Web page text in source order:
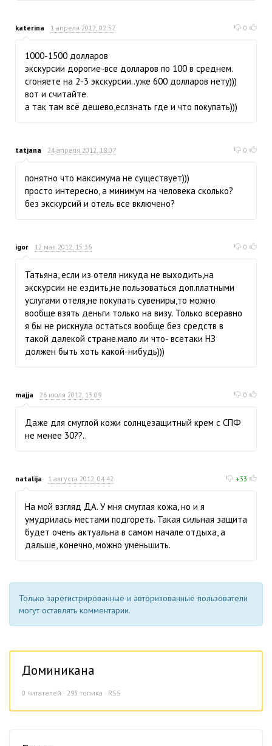
katerina 1 апреля 2012, 02:57 0
1000-1500 долларов
экскурсии дорогие-все долларов по 100 в среднем.
сгоняете на 2-3 экскурсии..уже 600 долларов нету)))
вот и считайте.
а так там всё дешево,еслзнать где и что покупать)))
tatjana 24 апреля 2012, 18:07 0
понятно что максимума не существует)))
просто интересно, а минимум на человека сколько?
без экскурсий и отель все включено?
igor 12 мая 2012, 15:36 0
Татьяна, если из отеля никуда не выходить,на
экскурсии не ездить,не пользоваться доп.платными
услугами отеля,не покупать сувениры,то можно
вообще взять деньги только на визу. Только всеравно
я бы не рискнула остаться вообще без средств в
такой далекой стране.мало ли что- всетаки НЗ
должен быть хоть какой-нибудь)))
majja 26 июля 2012, 13:09 0
Даже для смуглой кожи солнцезащитный крем с СПФ
не менее 30??..
natalija 1 августа 2012, 04:42 +33
На мой взгляд ДА. У мня смуглая кожа, но и я
умудрилась местами подгореть. Такая сильная защита
будет очень актуальна в самом начале отдыха, а
дальше, конечно, можно уменьшить.
Только зарегистрированные и авторизованные пользователи
могут оставлять комментарии.
Доминикана
0 читателей · 293 топика · RSS